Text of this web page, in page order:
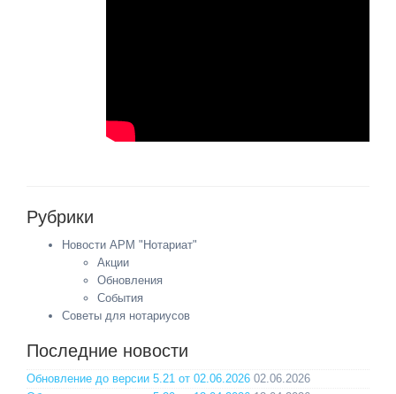
Рубрики
Новости АРМ "Нотариат"
Акции
Обновления
События
Советы для нотариусов
Последние новости
Обновление до версии 5.21 от 02.06.2026 02.06.2026